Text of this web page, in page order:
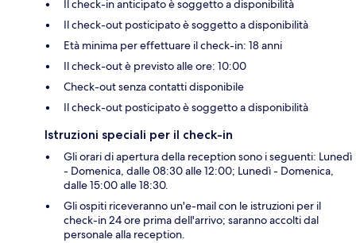
Il check-in anticipato è soggetto a disponibilità
Il check-out posticipato è soggetto a disponibilità
Età minima per effettuare il check-in: 18 anni
Il check-out è previsto alle ore: 10:00
Check-out senza contatti disponibile
Il check-out posticipato è soggetto a disponibilità
Istruzioni speciali per il check-in
Gli orari di apertura della reception sono i seguenti: Lunedì
- Domenica, dalle 08:30 alle 12:00; Lunedì - Domenica,
dalle 15:00 alle 18:30.
Gli ospiti riceveranno un'e-mail con le istruzioni per il
check-in 24 ore prima dell'arrivo; saranno accolti dal
personale alla reception.